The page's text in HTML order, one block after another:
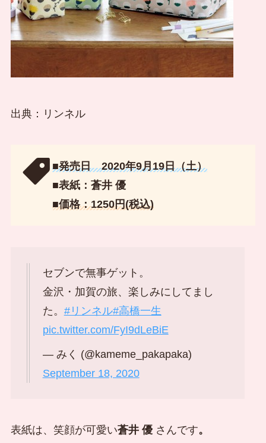
出典：リンネル
■発売日 2020年9月19日（土）
■表紙：蒼井 優
■価格：1250円(税込)
セブンで無事ゲット。
金沢・加賀の旅、楽しみにしてまし
た。 #リンネル#高橋一生
pic.twitter.com/FyI9dLeBiE
— みく (@kameme_pakapaka)
September 18, 2020
表紙は、笑顔が可愛い蒼井 優 さんです。